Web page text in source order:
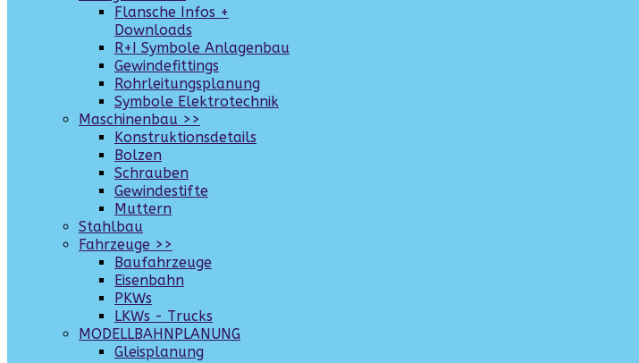
Flansche Infos +
Downloads
R+I Symbole Anlagenbau
Gewindefittings
Rohrleitungsplanung
Symbole Elektrotechnik
Maschinenbau >>
Konstruktionsdetails
Bolzen
Schrauben
Gewindestifte
Muttern
Stahlbau
Fahrzeuge >>
Baufahrzeuge
Eisenbahn
PKWs
LKWs - Trucks
MODELLBAHNPLANUNG
Gleisplanung